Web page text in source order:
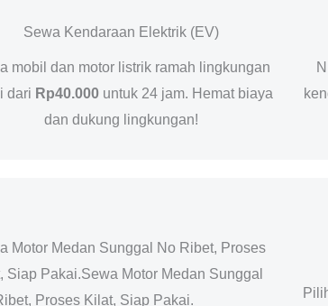
Sewa Kendaraan Elektrik (EV)
mobil dan motor listrik ramah lingkungan
dari Rp40.000 untuk 24 jam. Hemat biaya
dan dukung lingkungan!
Motor Medan Sunggal No Ribet, Proses
Siap Pakai.Sewa Motor Medan Sunggal
Proses Kilat, Siap Pakai.